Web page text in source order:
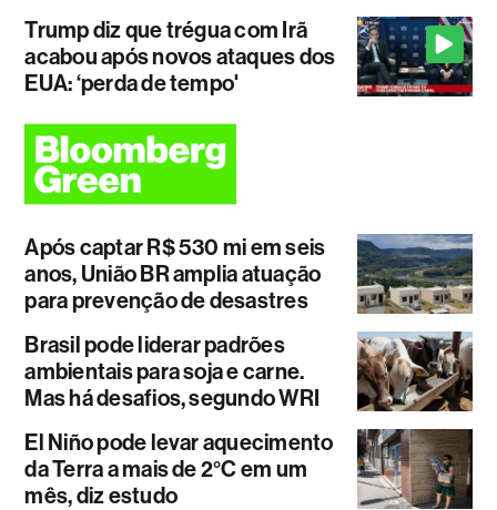
Trump diz que trégua com Irã
acabou após novos ataques dos
EUA: ‘perda de tempo'
Após captar R$ 530 mi em seis
anos, União BR amplia atuação
para prevenção de desastres
Brasil pode liderar padrões
ambientais para soja e carne.
Mas há desafios, segundo WRI
El Niño pode levar aquecimento
da Terra a mais de 2°C em um
mês, diz estudo